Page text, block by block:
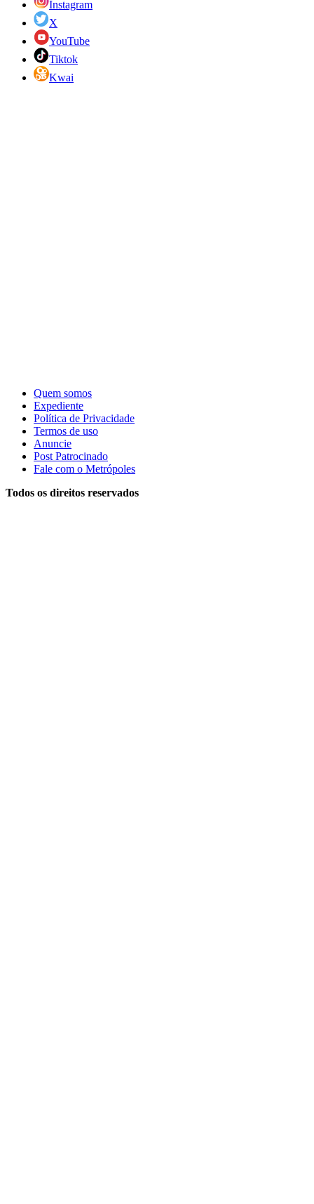
Instagram
X
YouTube
Tiktok
Kwai
Quem somos
Expediente
Política de Privacidade
Termos de uso
Anuncie
Post Patrocinado
Fale com o Metrópoles
Todos os direitos reservados